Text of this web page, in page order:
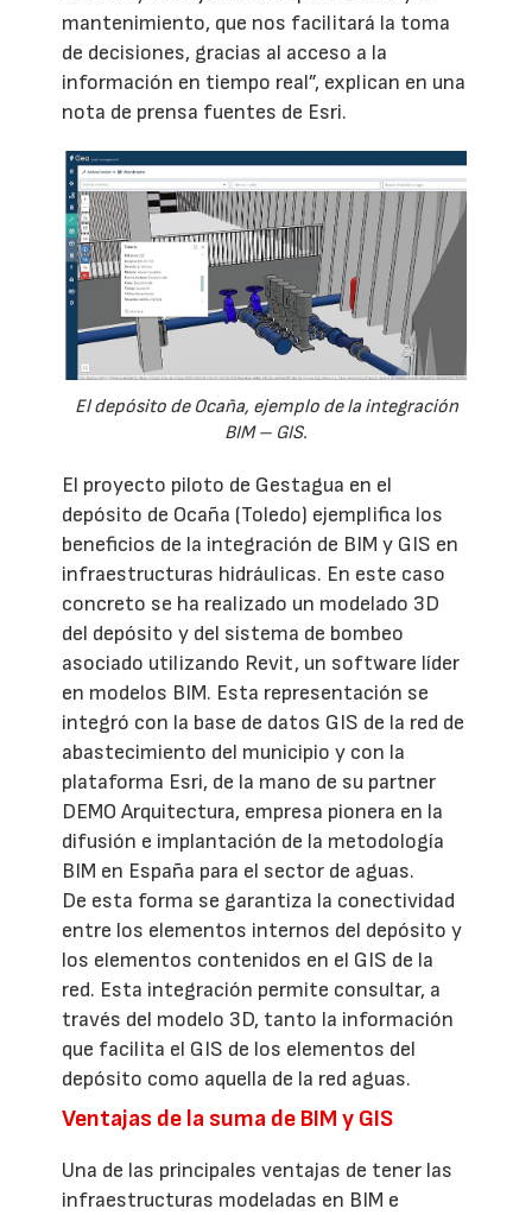
mantenimiento, que nos facilitará la toma
de decisiones, gracias al acceso a la
información en tiempo real”, explican en una
nota de prensa fuentes de Esri.
El depósito de Ocaña, ejemplo de la integración
BIM – GIS.
El proyecto piloto de Gestagua en el
depósito de Ocaña (Toledo) ejemplifica los
beneficios de la integración de BIM y GIS en
infraestructuras hidráulicas. En este caso
concreto se ha realizado un modelado 3D
del depósito y del sistema de bombeo
asociado utilizando Revit, un software líder
en modelos BIM. Esta representación se
integró con la base de datos GIS de la red de
abastecimiento del municipio y con la
plataforma Esri, de la mano de su partner
DEMO Arquitectura, empresa pionera en la
difusión e implantación de la metodología
BIM en España para el sector de aguas.
De esta forma se garantiza la conectividad
entre los elementos internos del depósito y
los elementos contenidos en el GIS de la
red. Esta integración permite consultar, a
través del modelo 3D, tanto la información
que facilita el GIS de los elementos del
depósito como aquella de la red aguas.
Ventajas de la suma de BIM y GIS
Una de las principales ventajas de tener las
infraestructuras modeladas en BIM e